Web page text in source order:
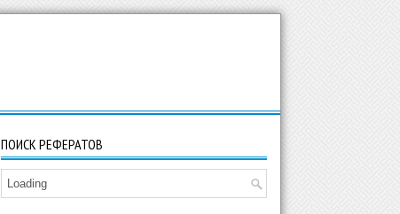
ПОИСК РЕФЕРАТОВ
Loading